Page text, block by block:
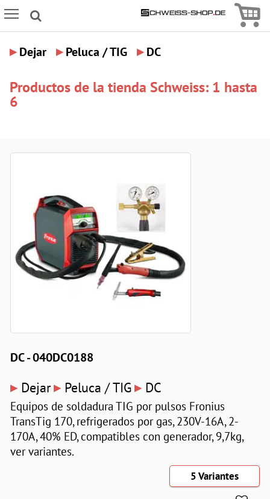
Icon Menu
▸ Dejar ▸ Peluca / TIG ▸ DC
Productos de la tienda Schweiss: 1 hasta
6
DC - 040DC0188
▸ Dejar▸ Peluca / TIG▸ DC
Equipos de soldadura TIG por pulsos Fronius
TransTig 170, refrigerados por gas, 230V-16A, 2-
170A, 40% ED, compatibles con generador, 9,7kg,
ver variantes.
5 Variantes